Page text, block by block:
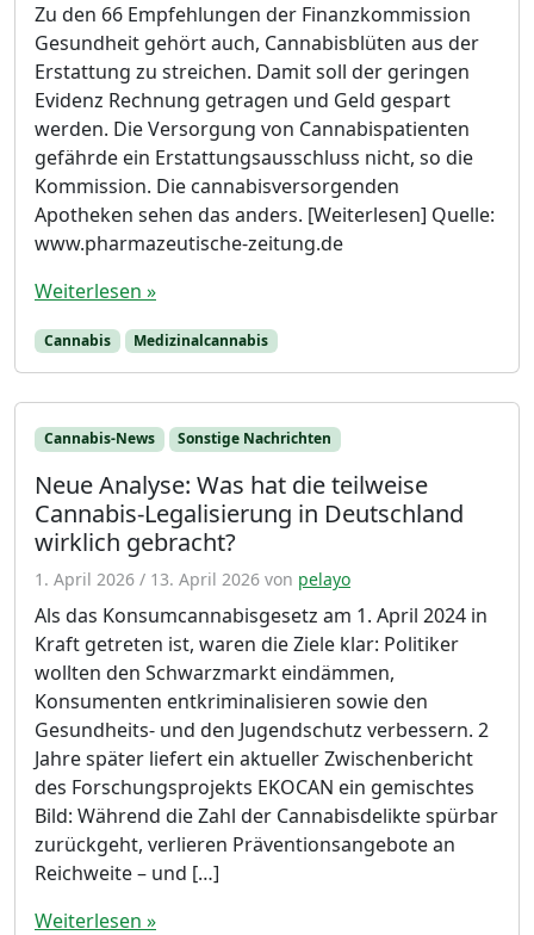
Zu den 66 Empfehlungen der Finanzkommission
Gesundheit gehört auch, Cannabisblüten aus der
Erstattung zu streichen. Damit soll der geringen
Evidenz Rechnung getragen und Geld gespart
werden. Die Versorgung von Cannabispatienten
gefährde ein Erstattungsausschluss nicht, so die
Kommission. Die cannabisversorgenden
Apotheken sehen das anders. [Weiterlesen] Quelle:
www.pharmazeutische-zeitung.de
Weiterlesen »
Cannabis Medizinalcannabis
Cannabis-News Sonstige Nachrichten
Neue Analyse: Was hat die teilweise
Cannabis-Legalisierung in Deutschland
wirklich gebracht?
1. April 2026 / 13. April 2026 von pelayo
Als das Konsumcannabisgesetz am 1. April 2024 in
Kraft getreten ist, waren die Ziele klar: Politiker
wollten den Schwarzmarkt eindämmen,
Konsumenten entkriminalisieren sowie den
Gesundheits- und den Jugendschutz verbessern. 2
Jahre später liefert ein aktueller Zwischenbericht
des Forschungsprojekts EKOCAN ein gemischtes
Bild: Während die Zahl der Cannabisdelikte spürbar
zurückgeht, verlieren Präventionsangebote an
Reichweite – und […]
Weiterlesen »